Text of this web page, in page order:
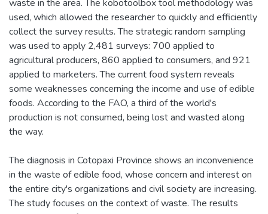
waste in the area. The kobotoolbox tool methodology was
used, which allowed the researcher to quickly and efficiently
collect the survey results. The strategic random sampling
was used to apply 2,481 surveys: 700 applied to
agricultural producers, 860 applied to consumers, and 921
applied to marketers. The current food system reveals
some weaknesses concerning the income and use of edible
foods. According to the FAO, a third of the world's
production is not consumed, being lost and wasted along
the way.
The diagnosis in Cotopaxi Province shows an inconvenience
in the waste of edible food, whose concern and interest on
the entire city's organizations and civil society are increasing.
The study focuses on the context of waste. The results